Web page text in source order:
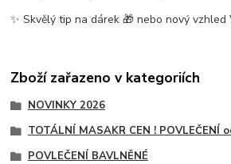
✨ Skvělý tip na dárek 🎁 nebo nový vzhled
Zboží zařazeno v kategoriích
NOVINKY 2026
TOTÁLNÍ MASAKR CEN ! POVLEČENÍ
POVLEČENÍ BAVLNĚNÉ